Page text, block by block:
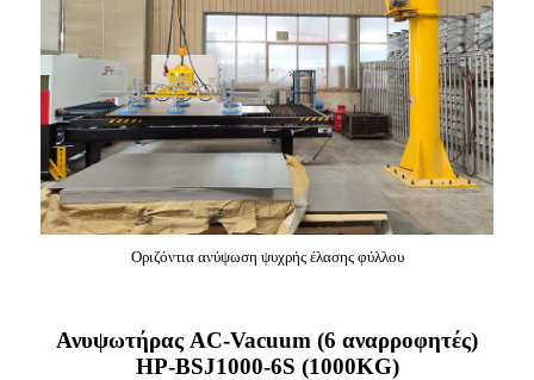
Οριζόντια ανύψωση ψυχρής έλασης φύλλου
Ανυψωτήρας AC-Vacuum (6 αναρροφητές)
HP-BSJ1000-6S (1000KG)